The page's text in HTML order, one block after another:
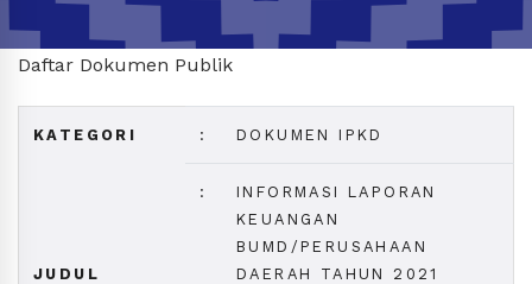
Daftar Dokumen Publik
KATEGORI : DOKUMEN IPKD
JUDUL
:
INFORMASI LAPORAN
KEUANGAN
BUMD/PERUSAHAAN
DAERAH TAHUN 2021